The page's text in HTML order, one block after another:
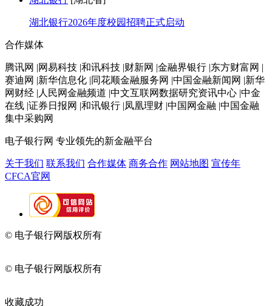
湖北银行2026年度校园招聘正式启动
合作媒体
腾讯网 |网易科技 |和讯科技 |财新网 |金融界银行 |东方财富网 |
赛迪网 |新华信息化 |同花顺金融服务网 |中国金融新闻网 |新华
网财经 |人民网金融频道 |中文互联网数据研究资讯中心 |中金
在线 |证券日报网 |和讯银行 |凤凰理财 |中国网金融 |中国金融
集中采购网
电子银行网 专业领先的新金融平台
关于我们 联系我们 合作媒体 商务合作 网站地图 宣传年
CFCA官网
© 电子银行网版权所有
© 电子银行网版权所有
收藏成功